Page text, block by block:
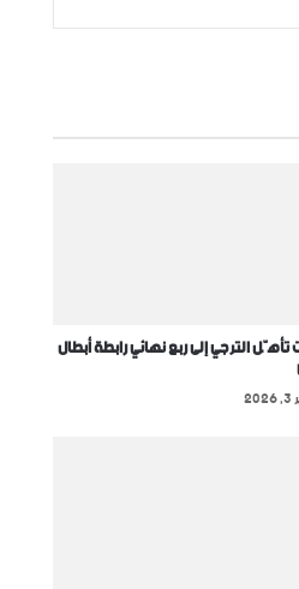
الترجي إلى ربع نهائي رابطة أبطال